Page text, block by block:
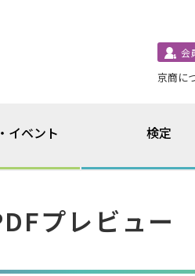
会
京商に
イベント 検定
プレビュー